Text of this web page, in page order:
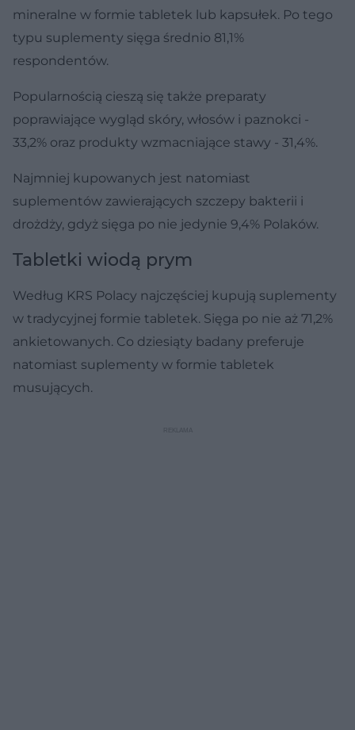
mineralne w formie tabletek lub kapsułek. Po tego
typu suplementy sięga średnio 81,1%
respondentów.
Popularnością cieszą się także preparaty
poprawiające wygląd skóry, włosów i paznokci -
33,2% oraz produkty wzmacniające stawy - 31,4%.
Najmniej kupowanych jest natomiast
suplementów zawierających szczepy bakterii i
drożdży, gdyż sięga po nie jedynie 9,4% Polaków.
Tabletki wiodą prym
Według KRS Polacy najczęściej kupują suplementy
w tradycyjnej formie tabletek. Sięga po nie aż 71,2%
ankietowanych. Co dziesiąty badany preferuje
natomiast suplementy w formie tabletek
musujących.